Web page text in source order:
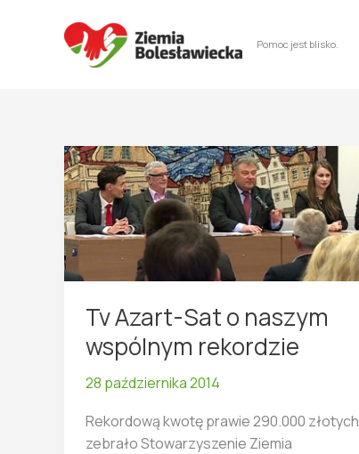
Pomoc jest blisko.
Tv Azart-Sat o naszym
wspólnym rekordzie
28 października 2014
Rekordową kwotę prawie 290.000 złotych
zebrało Stowarzyszenie Ziemia